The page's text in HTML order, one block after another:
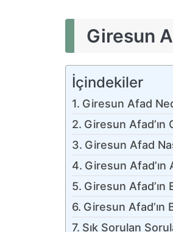
Giresun
İçindekiler
Giresun Afad
Giresun
Giresun Afad
Giresun Afad’ın
Giresun
Giresun Afad’ın
Sık Sorulan